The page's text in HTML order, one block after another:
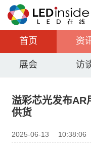
首页 资
展会 访
溢彩芯光发布AR
供货
2025-06-13 10:38:06